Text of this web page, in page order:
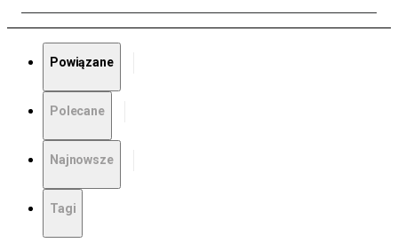
Powiązane
Polecane
Najnowsze
Tagi